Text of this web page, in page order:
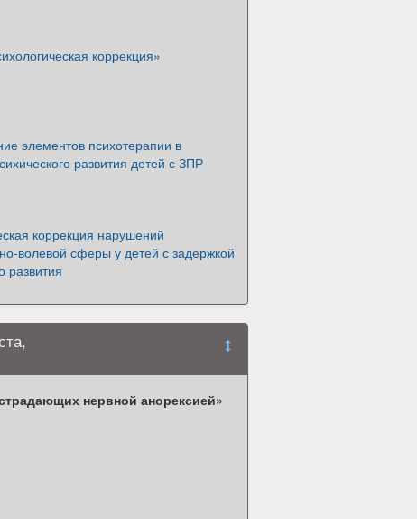
коррекция»
элементов психотерапии в
развития детей с ЗПР
коррекция нарушений
волевой сферы у детей с задержкой
развития
нервной анорексией»